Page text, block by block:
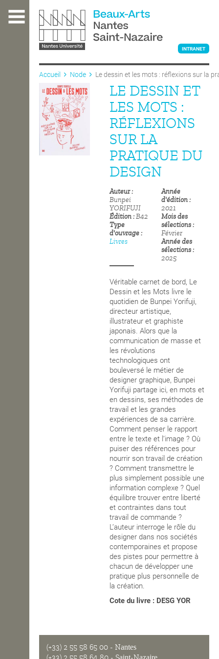
contenu
L'ÉCOLE
ENSEIGNEMENT
INTRANET
Accueil Node Le dessin et les mots : réflexions sur la
LE DESSIN ET
LES MOTS :
RÉFLEXIONS
SUR LA
PRATIQUE DU
DESIGN
Auteur
Bunpei
YORIFUJI
Édition B42
Type
d'ouvrage
Livres
Année
d'édition
2021
Mois des
sélections
Février
Année des
sélections
2025
Véritable carnet de bord, Le
Dessin et les Mots livre le
quotidien de Bunpei Yorifuji,
directeur artistique,
illustrateur et graphiste
japonais. Alors que la
communication de masse et
les révolutions
technologiques ont
bouleversé le métier de
designer graphique, Bunpei
Yorifuji partage ici, en mots et
en dessins, ses méthodes de
travail et les grandes
expériences de sa carrière.
Comment penser le rapport
entre le texte et l’image ? Où
puiser des références pour
nourrir son travail de création
? Comment transmettre le
plus simplement possible une
information complexe ? Quel
équilibre trouver entre liberté
et contraintes dans tout
travail de commande ?
L’auteur interroge le rôle du
designer dans nos sociétés
contemporaines et propose
des pistes pour permettre à
chacun de développer une
pratique plus personnelle de
la création.
Cote du livre : DESG YOR
(+33) 2 55 58 65 00 - Nantes